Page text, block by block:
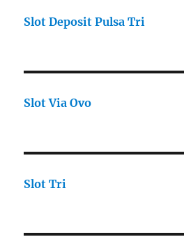
Slot Deposit Pulsa Tri
Slot Via Ovo
Slot Tri